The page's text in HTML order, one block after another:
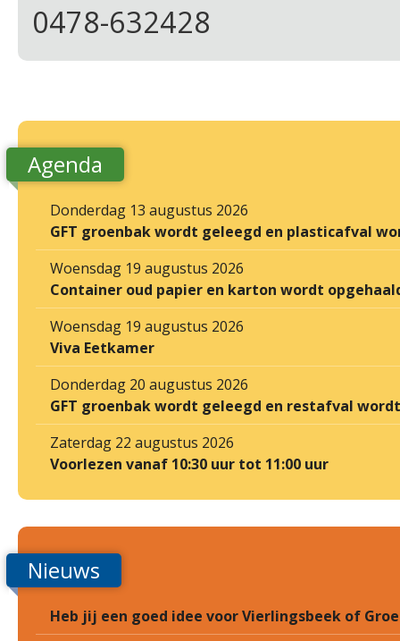
0478-632428
Agenda
Donderdag 13 augustus 2026
GFT groenbak wordt geleegd en plasticafval
Woensdag 19 augustus 2026
Container oud papier en karton wordt
Woensdag 19 augustus 2026
Viva Eetkamer
Donderdag 20 augustus 2026
GFT groenbak wordt geleegd en restafval
Zaterdag 22 augustus 2026
Voorlezen vanaf 10:30 uur tot 11:00 uur
Nieuws
Heb jij een goed idee voor Vierlingsbeek of